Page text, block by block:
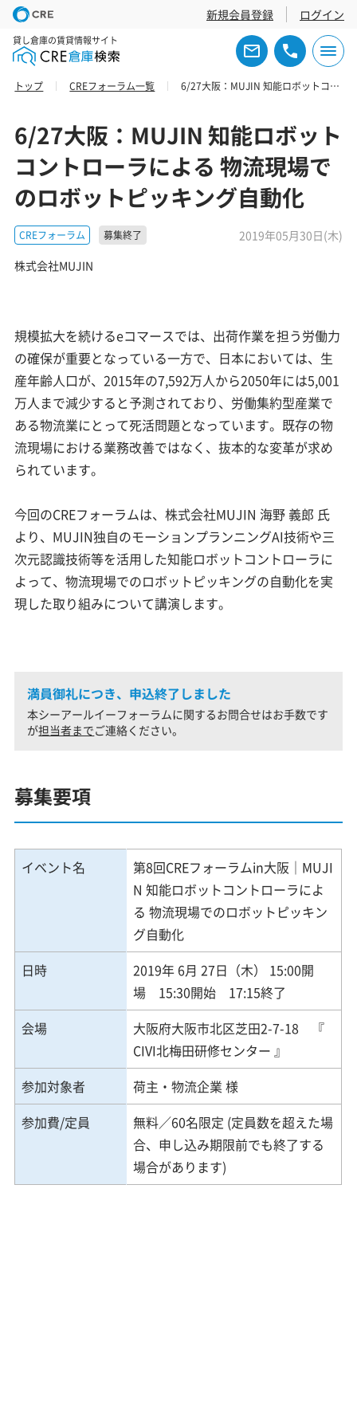
新規会員登録 ログイン
貸し倉庫の賃貸情報サイト
トップ CREフォーラム一覧 6/27大阪：MUJIN 知能ロボットコントローラによる 物流現場でのロボットピッキング自動化
6/27大阪：MUJIN 知能ロボット
コントローラによる 物流現場で
のロボットピッキング自動化
CREフォーラム 募集終了
2019年05月30日(木)
株式会社MUJIN
規模拡大を続けるeコマースでは、出荷作業を担う労働力
の確保が重要となっている一方で、日本においては、生
産年齢人口が、2015年の7,592万人から2050年には5,001
万人まで減少すると予測されており、労働集約型産業で
ある物流業にとって死活問題となっています。既存の物
流現場における業務改善ではなく、抜本的な変革が求め
られています。
今回のCREフォーラムは、株式会社MUJIN 海野 義郎 氏
より、MUJIN独自のモーションプランニングAI技術や三
次元認識技術等を活用した知能ロボットコントローラに
よって、物流現場でのロボットピッキングの自動化を実
現した取り組みについて講演します。
満員御礼につき、申込終了しました
本シーアールイーフォーラムに関するお問合せはお手数です
が担当者までご連絡ください。
募集要項
イベント名
第8回CREフォーラムin大阪｜MUJI
N 知能ロボットコントローラによ
る 物流現場でのロボットピッキン
グ自動化
日時
2019年 6月 27日（木） 15:00開
場 15:30開始 17:15終了
会場
大阪府大阪市北区芝田2-7-18 『
CIVI北梅田研修センター 』
参加対象者
荷主・物流企業 様
参加費/定員
無料／60名限定 (定員数を超えた場
合、申し込み期限前でも終了する
場合があります)